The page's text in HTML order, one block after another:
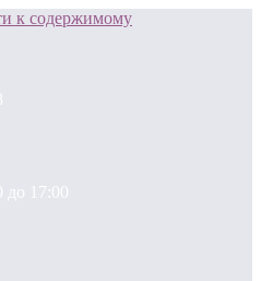
к содержимому
до 17:00